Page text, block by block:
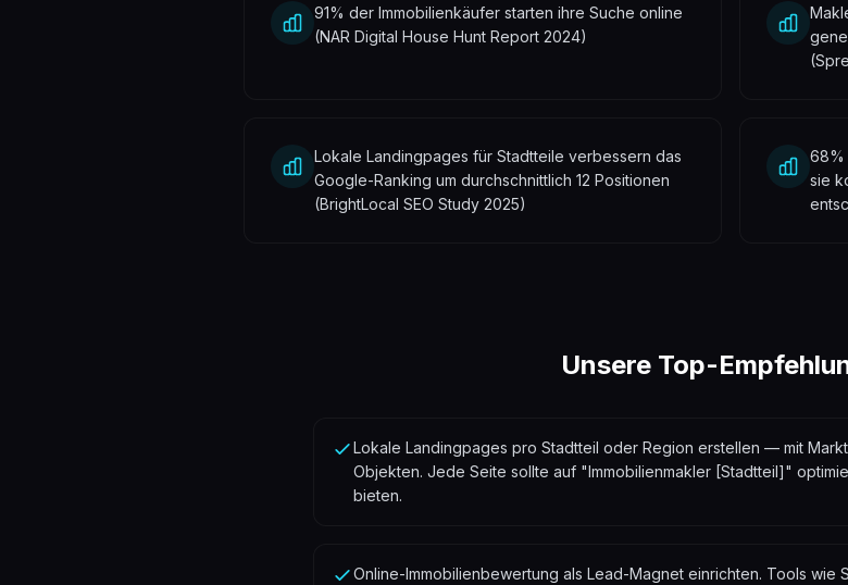
91% der Immobilienkäufer starten ihre Suche online
(NAR Digital House Hunt Report 2024)
Lokale Landingpages für Stadtteile verbessern das
Google-Ranking um durchschnittlich 12 Positionen
(BrightLocal SEO Study 2025)
68%
sie
Unsere Top-
Lokale Landingpages pro Stadtteil oder Region erstellen — mit
Objekten. Jede Seite sollte auf "Immobilienmakler [Stadtteil]"
bieten.
Online-Immobilienbewertung als Lead-Magnet einrichten. Tools